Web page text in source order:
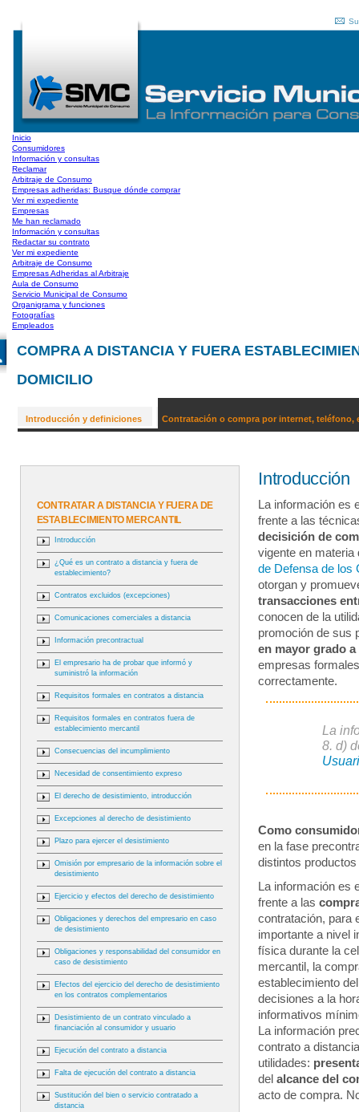
Inicio
Consumidores
Información y consultas
Reclamar
Arbitraje de Consumo
Empresas adheridas: Busque dónde comprar
Ver mi expediente
Empresas
Me han reclamado
Información y consultas
Redactar su contrato
Ver mi expediente
Arbitraje de Consumo
Empresas Adheridas al Arbitraje
Aula de Consumo
Servicio Municipal de Consumo
Organigrama y funciones
Fotografías
Empleados
COMPRA A DISTANCIA Y FUERA
DOMICILIO
Introducción y definiciones Contratación o compra por internet, teléfono,
CONTRATAR A DISTANCIA Y FUERA DE
ESTABLECIMIENTO MERCANTIL
Introducción
¿Qué es un contrato a distancia y fuera de
establecimiento?
Contratos excluidos (excepciones)
Comunicaciones comerciales a distancia
Información precontractual
El empresario ha de probar que informó y
suministró la información
Requisitos formales en contratos a distancia
Requisitos formales en contratos fuera de
establecimiento mercantil
Consecuencias del incumplimiento
Necesidad de consentimiento expreso
El derecho de desistimiento, introducción
Excepciones al derecho de desistimiento
Plazo para ejercer el desistimiento
Omisión por empresario de la información sobre el
desistimiento
Ejercicio y efectos del derecho de desistimiento
Obligaciones y derechos del empresario en caso
de desistimiento
Obligaciones y responsabilidad del consumidor en
caso de desistimiento
Efectos del ejercicio del derecho de desistimiento
en los contratos complementarios
Desistimiento de un contrato vinculado a
financiación al consumidor y usuario
Ejecución del contrato a distancia
Falta de ejecución del contrato a distancia
Sustitución del bien o servicio contratado a
distancia
Introducción
La información es
frente a las
decisición de
vigente en
de Defensa de los
otorgan y
transacciones
conocen de la
promoción de sus
en mayor grado
empresas
correctamente.
La
8. d)
Como
en la fase
distintos
La información es
frente a las
contratación, para
importante a nivel
física durante la
mercantil, la
establecimiento
decisiones a la
informativos
La información
contrato a
utilidades:
del alcance del
acto de compra.